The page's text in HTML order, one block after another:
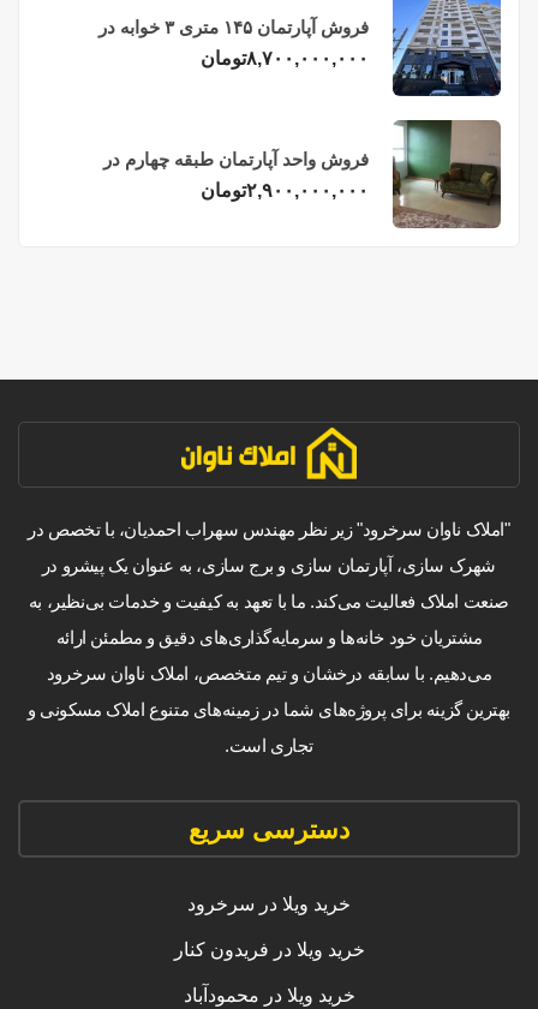
فروش آپارتمان ۱۴۵ متری ۳ خوابه در
فریدونکنار
۸,۷۰۰,۰۰۰,۰۰۰تومان
فروش واحد آپارتمان طبقه چهارم در
فریدونکنار
۲,۹۰۰,۰۰۰,۰۰۰تومان
"املاک ناوان سرخرود" زیر نظر مهندس سهراب احمدیان، با تخصص در
شهرک سازی، آپارتمان سازی و برج سازی، به عنوان یک پیشرو در
صنعت املاک فعالیت می‌کند. ما با تعهد به کیفیت و خدمات بی‌نظیر، به
مشتریان خود خانه‌ها و سرمایه‌گذاری‌های دقیق و مطمئن ارائه
می‌دهیم. با سابقه درخشان و تیم متخصص، املاک ناوان سرخرود
بهترین گزینه برای پروژه‌های شما در زمینه‌های متنوع املاک مسکونی و
تجاری است.
دسترسی سریع
خرید ویلا در سرخرود
خرید ویلا در فریدون کنار
خرید ویلا در محمودآباد